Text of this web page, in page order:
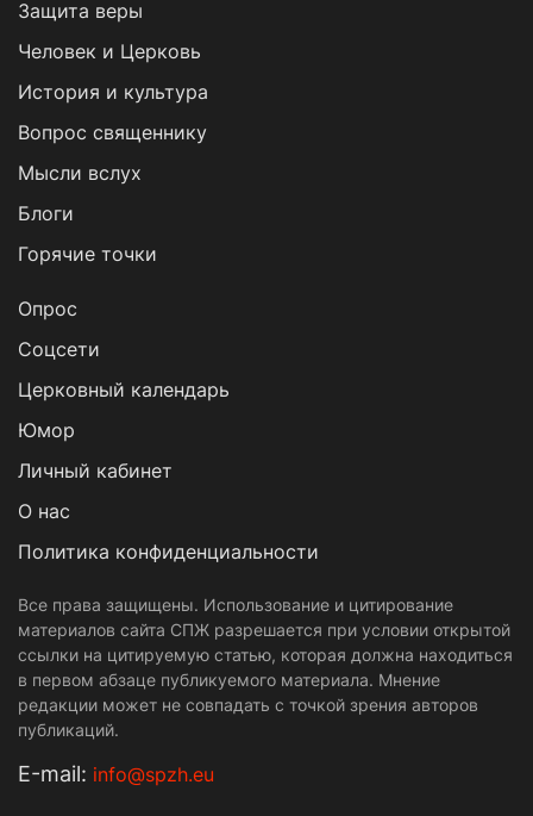
Защита веры
Человек и Церковь
История и культура
Вопрос священнику
Мысли вслух
Блоги
Горячие точки
Опрос
Cоцсети
Церковный календарь
Юмор
Личный кабинет
О нас
Политика конфиденциальности
Все права защищены. Использование и цитирование
материалов сайта СПЖ разрешается при условии открытой
ссылки на цитируемую статью, которая должна находиться
в первом абзаце публикуемого материала. Мнение
редакции может не совпадать с точкой зрения авторов
публикаций.
Е-mail: info@spzh.eu